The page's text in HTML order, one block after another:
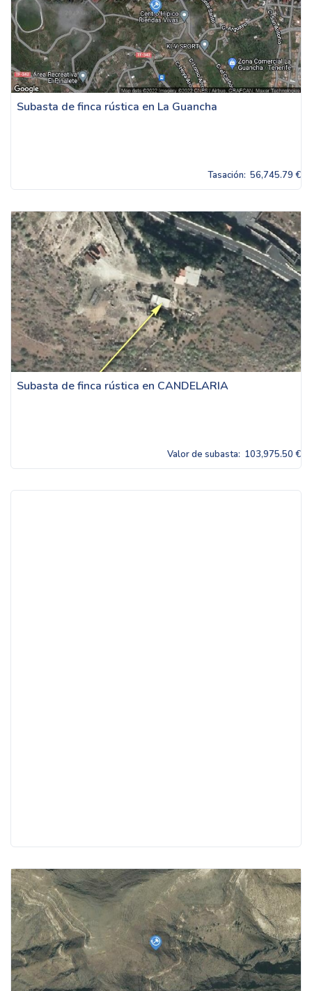
Subasta de finca rústica en La Guancha
Tasación: 56,745.79 €
Subasta de finca rústica en CANDELARIA
Valor de subasta: 103,975.50 €